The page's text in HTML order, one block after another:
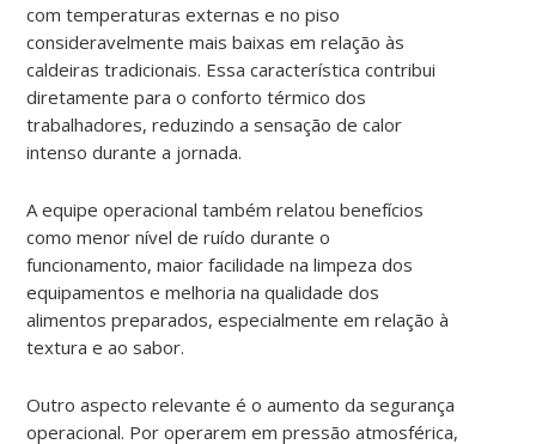
com temperaturas externas e no piso
consideravelmente mais baixas em relação às
caldeiras tradicionais. Essa característica contribui
diretamente para o conforto térmico dos
trabalhadores, reduzindo a sensação de calor
intenso durante a jornada.
A equipe operacional também relatou benefícios
como menor nível de ruído durante o
funcionamento, maior facilidade na limpeza dos
equipamentos e melhoria na qualidade dos
alimentos preparados, especialmente em relação à
textura e ao sabor.
Outro aspecto relevante é o aumento da segurança
operacional. Por operarem em pressão atmosférica,